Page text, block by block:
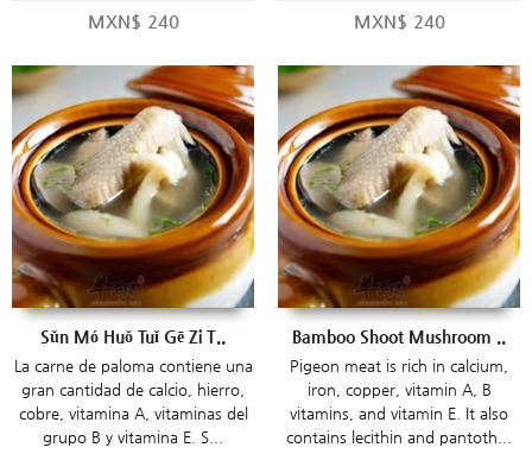
MXN$ 240 MXN$ 240
Sǔn Mó Huǒ Tuǐ Gē Zi T..
La carne de paloma contiene una
gran cantidad de calcio, hierro,
cobre, vitamina A, vitaminas del
grupo B y vitamina E. S...
Bamboo Shoot Mushroom ..
Pigeon meat is rich in calcium,
iron, copper, vitamin A, B
vitamins, and vitamin E. It also
contains lecithin and pantoth...